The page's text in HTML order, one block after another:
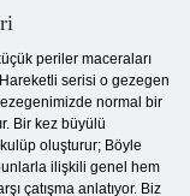
periler maceraları
serisi o gezegen
normal bir
Bir kez büyülü
oluşturur; Böyle
ilişkili genel hem
çatışma anlatıyor. Biz